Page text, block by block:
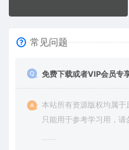
常见问题
免费下载或者VIP会员专
本站所有资源版权均属
只能用于参考学习用，